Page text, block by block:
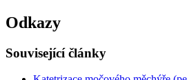
Odkazy
Související články